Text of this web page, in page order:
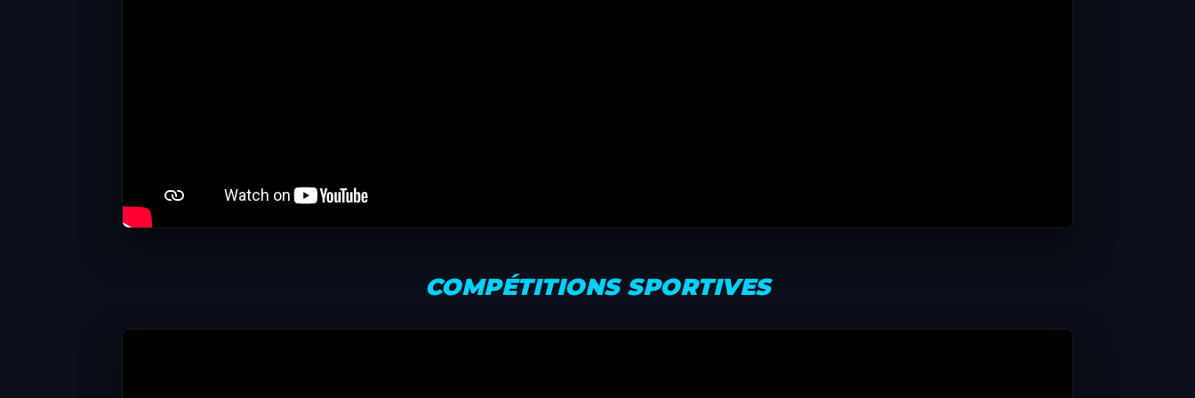
COMPÉTITIONS SPORTIVES